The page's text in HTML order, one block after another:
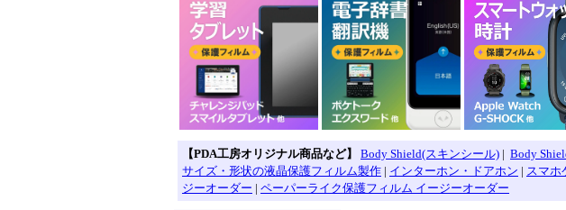
【PDA工房オリジナル商品など】 Body Shield(スキンシール) | Body
サイズ・形状の液晶保護フィルム製作 | インターホン・ドアホン | スマホ
ジーオーダー | ペーパーライク保護フィルム イージーオーダー